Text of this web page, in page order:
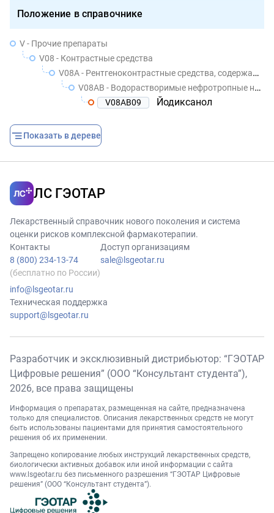
Положение в справочнике
V - Прочие препараты
V08 - Контрастные средства
V08A - Рентгеноконтрастные средства, содержащие йод
V08AB - Водорастворимые нефротропные низкоосмолярные рентгеноконтрастные средства
V08AB09
Йодиксанол
Показать в дереве
ЛС ГЭОТАР
Лекарственный справочник нового поколения и система
оценки рисков комплексной фармакотерапии.
Контакты
8 (800) 234-13-74
(бесплатно по России)
info@lsgeotar.ru
Доступ организациям
sale@lsgeotar.ru
Техническая поддержка
support@lsgeotar.ru
Разработчик и эксклюзивный дистрибьютор: “ГЭОТАР
Цифровые решения” (ООО “Консультант студента”),
2026, все права защищены
Информация о препаратах, размещенная на сайте, предназначена
только для специалистов. Описания лекарственных средств не могут
быть использованы пациентами для принятия самостоятельного
решения об их применении.
Запрещено копирование любых инструкций лекарственных средств,
биологически активных добавок или иной информации с сайта
www.lsgeotar.ru без письменного разрешения “ГЭОТАР Цифровые
решения” (ООО “Консультант студента”).